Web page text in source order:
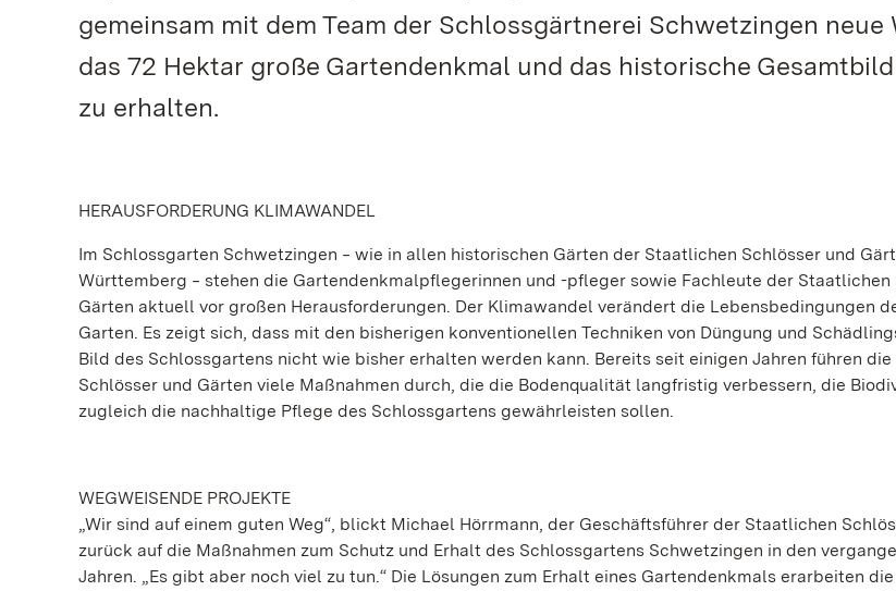
gemeinsam mit dem Team der Schlossgärtnerei Schwetzingen neue
das 72 Hektar große Gartendenkmal und das historische
zu erhalten.
HERAUSFORDERUNG KLIMAWANDEL
Im Schlossgarten Schwetzingen ‒ wie in allen historischen Gärten der Staatlichen Schlösser und
Württemberg ‒ stehen die Gartendenkmalpflegerinnen und -pfleger sowie Fachleute der Staatlichen
Gärten aktuell vor großen Herausforderungen. Der Klimawandel verändert die Lebensbedingungen
Garten. Es zeigt sich, dass mit den bisherigen konventionellen Techniken von Düngung und
Bild des Schlossgartens nicht wie bisher erhalten werden kann. Bereits seit einigen Jahren führen
Schlösser und Gärten viele Maßnahmen durch, die die Bodenqualität langfristig verbessern, die
zugleich die nachhaltige Pflege des Schlossgartens gewährleisten sollen.
WEGWEISENDE PROJEKTE
„Wir sind auf einem guten Weg“, blickt Michael Hörrmann, der Geschäftsführer der Staatlichen
zurück auf die Maßnahmen zum Schutz und Erhalt des Schlossgartens Schwetzingen in den
Jahren. „Es gibt aber noch viel zu tun.“ Die Lösungen zum Erhalt eines Gartendenkmals erarbeiten